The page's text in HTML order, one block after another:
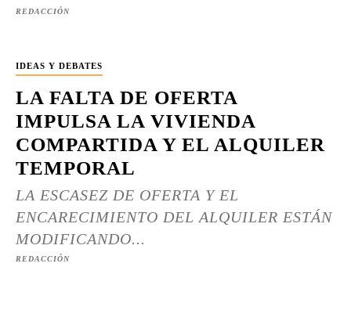
REDACCIÓN
IDEAS Y DEBATES
LA FALTA DE OFERTA
IMPULSA LA VIVIENDA
COMPARTIDA Y EL ALQUILER
TEMPORAL
LA ESCASEZ DE OFERTA Y EL
ENCARECIMIENTO DEL ALQUILER ESTÁN
MODIFICANDO...
REDACCIÓN